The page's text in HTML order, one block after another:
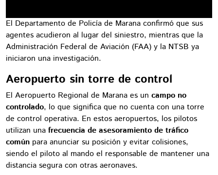
El Departamento de Policía de Marana confirmó que sus
agentes acudieron al lugar del siniestro, mientras que la
Administración Federal de Aviación (FAA) y la NTSB ya
iniciaron una investigación.
Aeropuerto sin torre de control
El Aeropuerto Regional de Marana es un campo no
controlado, lo que significa que no cuenta con una torre
de control operativa. En estos aeropuertos, los pilotos
utilizan una frecuencia de asesoramiento de tráfico
común para anunciar su posición y evitar colisiones,
siendo el piloto al mando el responsable de mantener una
distancia segura con otras aeronaves.